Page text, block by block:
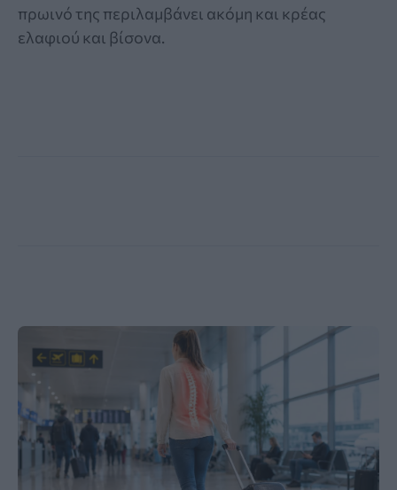
πρωινό της περιλαμβάνει ακόμη και κρέας
ελαφιού και βίσονα.